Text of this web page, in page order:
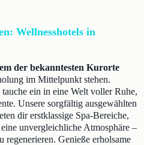
Wellnesshotels in
der bekanntesten Kurorte
im Mittelpunkt stehen.
ein in eine Welt voller Ruhe,
Unsere sorgfältig ausgewählten
dir erstklassige Spa-Bereiche,
unvergleichliche Atmosphäre –
Genieße erholsame